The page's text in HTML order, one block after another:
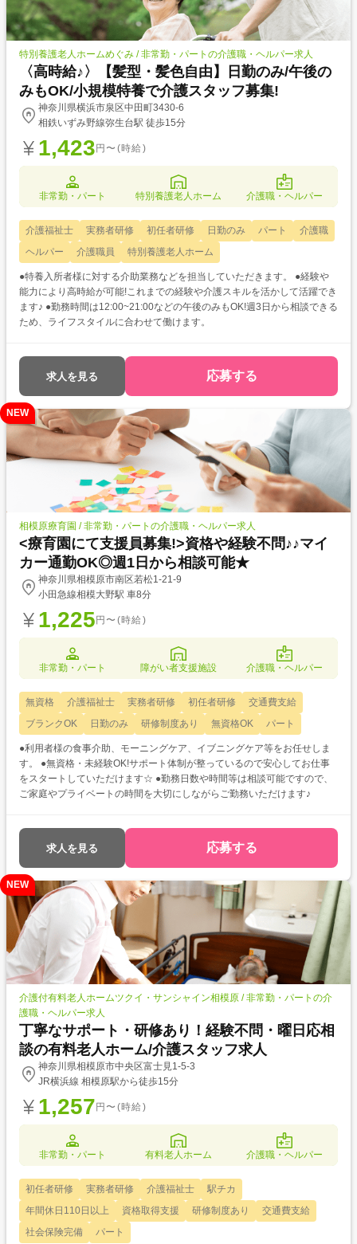
特別養護老人ホームめぐみ / 非常勤・パートの介護職・ヘルパー求人
〈高時給♪〉【髪型・髪色自由】日勤のみ/午後の
みもOK/小規模特養で介護スタッフ募集!
神奈川県横浜市泉区中田町3430-6
相鉄いずみ野線弥生台駅 徒歩15分
1,423 円〜(時給)
非常勤・パート 特別養護老人ホーム 介護職・ヘルパー
介護福祉士 実務者研修 初任者研修 日勤のみ パート
介護職
ヘルパー
介護職員 特別養護老人ホーム
●特養入所者様に対する介助業務などを担当していただきます。 ●経験や
能力により高時給が可能!これまでの経験や介護スキルを活かして活躍でき
ます♪ ●勤務時間は12:00~21:00などの午後のみもOK!週3日から相談できる
ため、ライフスタイルに合わせて働けます。
求人を見る 応募する
NEW
相模原療育園 / 非常勤・パートの介護職・ヘルパー求人
<療育園にて支援員募集!>資格や経験不問♪♪マイ
カー通勤OK◎週1日から相談可能★
神奈川県相模原市南区若松1-21-9
小田急線相模大野駅 車8分
1,225 円〜(時給)
非常勤・パート 障がい者支援施設 介護職・ヘルパー
無資格 介護福祉士 実務者研修 初任者研修
交通費支給
ブランクOK
日勤のみ 研修制度あり 無資格OK パート
●利用者様の食事介助、モーニングケア、イブニングケア等をお任せしま
す。 ●無資格・未経験OK!サポート体制が整っているので安心してお仕事
をスタートしていただけます☆ ●勤務日数や時間等は相談可能ですので、
ご家庭やプライベートの時間を大切にしながらご勤務いただけます♪
求人を見る 応募する
NEW
介護付有料老人ホームツクイ・サンシャイン相模原 / 非常勤・パートの介
護職・ヘルパー求人
丁寧なサポート・研修あり！経験不問・曜日応相
談の有料老人ホーム/介護スタッフ求人
神奈川県相模原市中央区富士見1-5-3
JR横浜線 相模原駅から徒歩15分
1,257 円〜(時給)
非常勤・パート 有料老人ホーム 介護職・ヘルパー
初任者研修 実務者研修 介護福祉士
駅チカ
年間休日110日以上
資格取得支援 研修制度あり
交通費支給
社会保険完備
パート